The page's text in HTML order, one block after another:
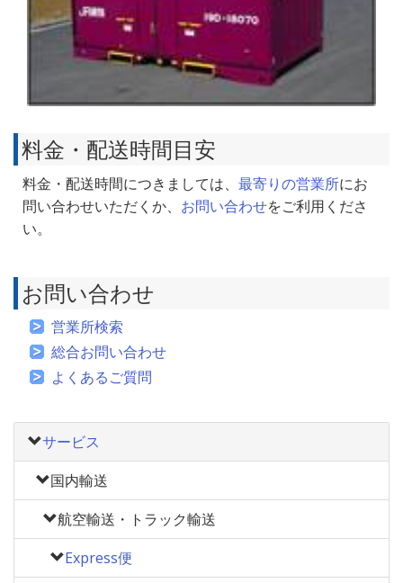
料金・配送時間目安
料金・配送時間につきましては、 最寄りの営業所にお
問い合わせいただくか、 お問い合わせをご利用くださ
い。
お問い合わせ
営業所検索
総合お問い合わせ
よくあるご質問
サービス
国内輸送
航空輸送・トラック輸送
Express便